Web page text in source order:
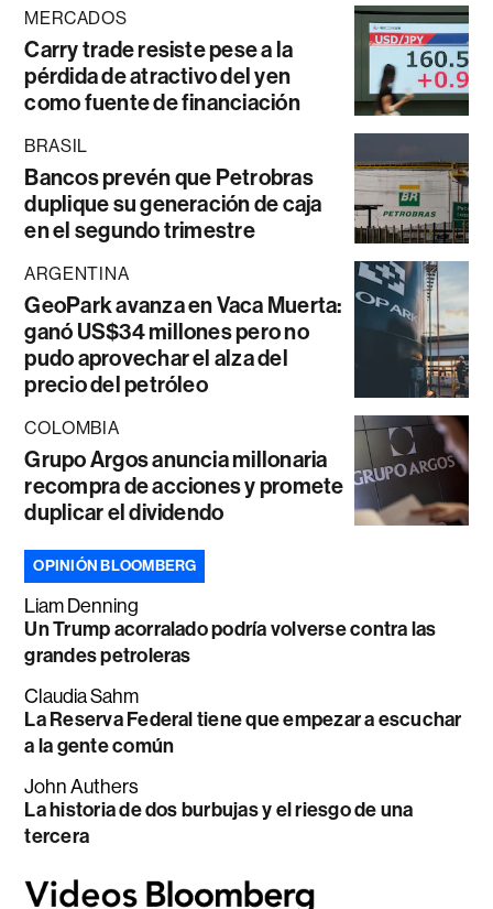
MERCADOS
Carry trade resiste pese a la
pérdida de atractivo del yen
como fuente de financiación
BRASIL
Bancos prevén que Petrobras
duplique su generación de caja
en el segundo trimestre
ARGENTINA
GeoPark avanza en Vaca Muerta:
ganó US$34 millones pero no
pudo aprovechar el alza del
precio del petróleo
COLOMBIA
Grupo Argos anuncia millonaria
recompra de acciones y promete
duplicar el dividendo
OPINIÓN BLOOMBERG
Liam Denning
Un Trump acorralado podría volverse contra las
grandes petroleras
Claudia Sahm
La Reserva Federal tiene que empezar a escuchar
a la gente común
John Authers
La historia de dos burbujas y el riesgo de una
tercera